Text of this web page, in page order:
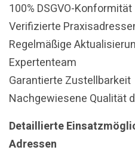
100% DSGVO-Konformität
Verifizierte
Regelmäßige
Expertenteam
Garantierte Zustellbarkeit
Nachgewiesene Qualität
Detaillierte
Adressen